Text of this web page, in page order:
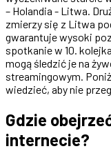
– Holandia - Litwa.
zmierzy się z Litwa
gwarantuje wysoki
spotkanie w 10.
mogą śledzić je na
streamingowym.
wiedzieć, aby nie
Gdzie
internecie?